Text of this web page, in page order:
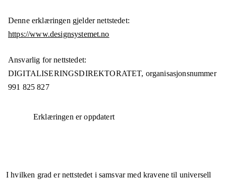
Denne erklæringen gjelder nettstedet:
https://www.designsystemet.no
Ansvarlig for nettstedet:
DIGITALISERINGSDIREKTORATET, organisasjonsnummer
991 825 827
Erklæringen er oppdatert
I hvilken grad er nettstedet i samsvar med kravene til universell